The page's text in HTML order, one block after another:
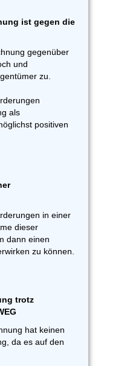
ist gegen die
gegenüber
und
zu.
als
positiven
in einer
dieser
dann einen
zu können.
trotz
hat keinen
da es auf den